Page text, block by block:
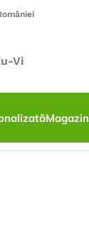
Vi
Magazin